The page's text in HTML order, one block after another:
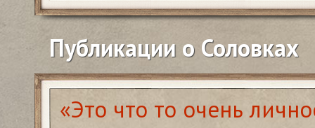
Публикации о Соловках
«Это что то очень